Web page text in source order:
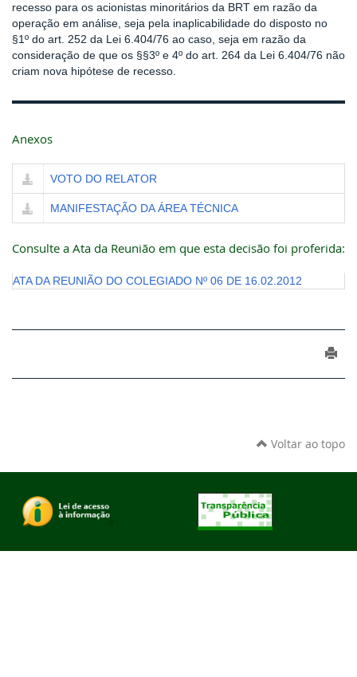
recesso para os acionistas minoritários da BRT em razão da
operação em análise, seja pela inaplicabilidade do disposto no
§1º do art. 252 da Lei 6.404/76 ao caso, seja em razão da
consideração de que os §§3º e 4º do art. 264 da Lei 6.404/76 não
criam nova hipótese de recesso.
Anexos
VOTO DO RELATOR
MANIFESTAÇÃO DA ÁREA TÉCNICA
Consulte a Ata da Reunião em que esta decisão foi proferida:
ATA DA REUNIÃO DO COLEGIADO Nº 06 DE 16.02.2012
Voltar ao topo